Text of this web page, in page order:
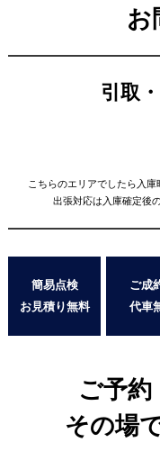
お
引取
こちらのエリアでしたら入庫
出張対応は入庫確定後
簡易点検
お見積り無料
ご成
代車
ご予約
その場